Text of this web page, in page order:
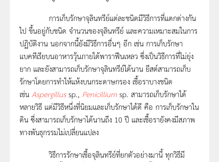
การเก็บรักษาจุลินทรีย์แต่ละชนิดมีวิธีการที่แตกต่างกัน
ไป ขึ้นอยู่กับชนิด จำนวนของจุลินทรีย์ และความเหมาะสมในการ
ปฏิบัติงาน นอกจากนี้ยังมีวิธีการอื่นๆ อีก เช่น การเก็บรักษา
แบคทีเรียบนอาหารวุ้นภายใต้พาราฟีนเหลว ซึ่งเป็นวิธีการที่ไม่ยุ่ง
ยาก และยังสามารถเก็บรักษาจุลินทรีย์ได้นาน ยีสต์สามารถเก็บ
รักษาโดยการทำให้แห้งบนกระดาษกรอง เชื้อราบางชนิด
เช่น Aspergillussp., Penicilliumsp. สามารถเก็บรักษาได้
หลายวิธี แต่มีวิธีหนึ่งที่นิยมและเก็บรักษาได้ดี คือ การเก็บรักษาใน
ดิน ซึ่งสามารถเก็บรักษาได้นานถึง 10 ปี และเชื้อรายังคงมีสภาพ
ทางพันธุกรรมไม่เปลี่ยนแปลง
วิธีการรักษาเชื้อจุลินทรีย์ที่ยกตัวอย่างมานี้ ทุกวิธีมี